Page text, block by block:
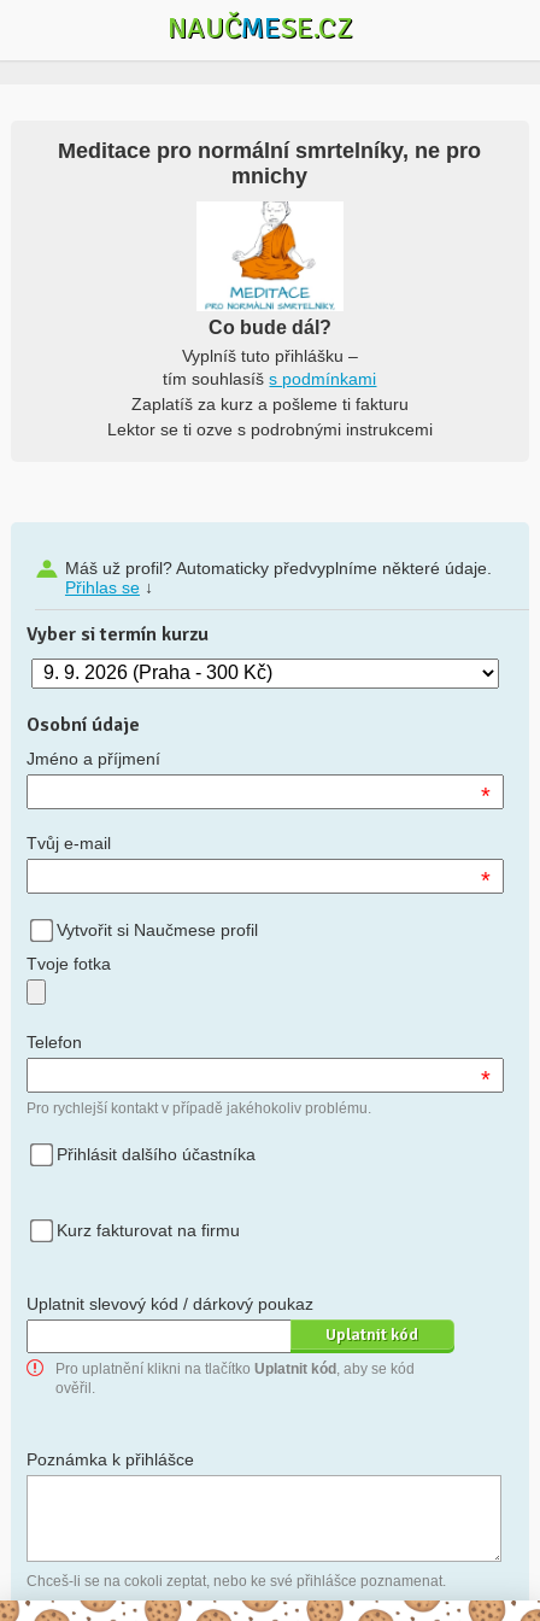
NAUČMESE.CZ
Meditace pro normální smrtelníky, ne pro
mnichy
Co bude dál?
Vyplníš tuto přihlášku –
tím souhlasíšs podmínkami
Zaplatíš za kurz a pošleme ti fakturu
Lektor se ti ozve s podrobnými instrukcemi
Máš už profil? Automaticky předvyplníme některé údaje.
Přihlas se↓
Vyber si termín kurzu
Osobní údaje
Jméno a příjmení
*
Tvůj e-mail
*
Vytvořit si Naučmese profil
Tvoje fotka
Telefon
*
Pro rychlejší kontakt v případě jakéhokoliv problému.
Přihlásit dalšího účastníka
Kurz fakturovat na firmu
Uplatnit slevový kód / dárkový poukaz
Pro uplatnění klikni na tlačítko Uplatnit kód , aby se kód
ověřil.
Poznámka k přihlášce
Chceš-li se na cokoli zeptat, nebo ke své přihlášce poznamenat.